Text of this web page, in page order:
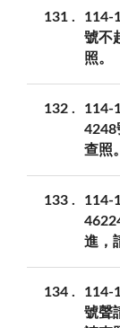
131
114-
號不
照。
132
114-
4248
查照。
133
114-
進，
134
114-
號聲